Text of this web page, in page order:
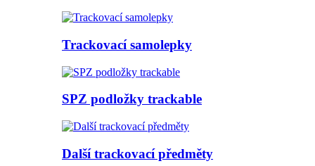
Trackovací samolepky
SPZ podložky trackable
Další trackovací předměty